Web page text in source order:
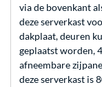
via de bovenkant
deze serverkast
dakplaat, deuren
geplaatst worden,
afneembare
deze serverkast is